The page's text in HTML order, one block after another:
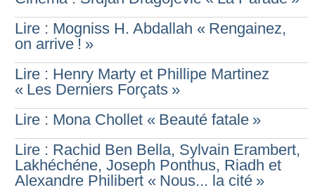
Lire : Mogniss H. Abdallah « Rengainez,
on arrive ! »
Lire : Henry Marty et Phillipe Martinez
« Les Derniers Forçats »
Lire : Mona Chollet « Beauté fatale »
Lire : Rachid Ben Bella, Sylvain Erambert,
Lakhéchéne, Joseph Ponthus, Riadh et
Alexandre Philibert « Nous... la cité »